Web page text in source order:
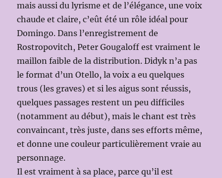
mais aussi du lyrisme et de l’élégance, une voix
chaude et claire, c’eût été un rôle idéal pour
Domingo. Dans l’enregistrement de
Rostropovitch, Peter Gougaloff est vraiment le
maillon faible de la distribution. Didyk n’a pas
le format d’un Otello, la voix a eu quelques
trous (les graves) et si les aigus sont réussis,
quelques passages restent un peu difficiles
(notamment au début), mais le chant est très
convaincant, très juste, dans ses efforts même,
et donne une couleur particulièrement vraie au
personnage.
Il est vraiment à sa place, parce qu’il est